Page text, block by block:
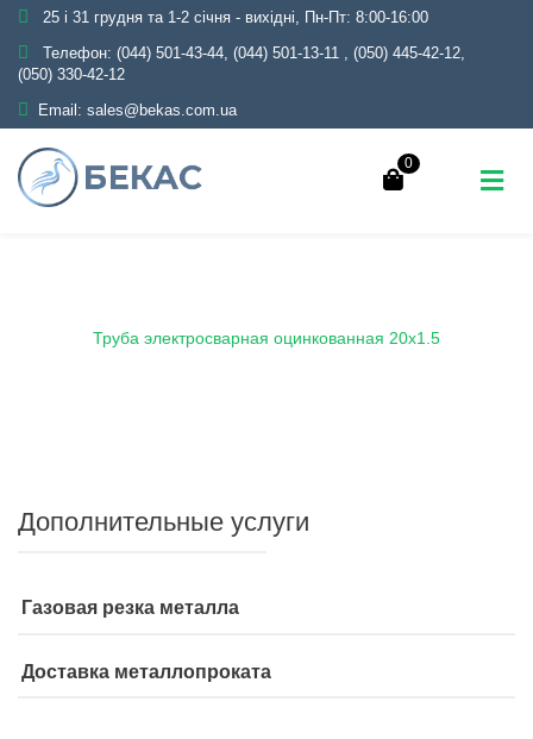
25 і 31 грудня та 1-2 січня - вихідні, Пн-Пт: 8:00-16:00
Телефон: (044) 501-43-44, (044) 501-13-11 , (050) 445-42-12,
(050) 330-42-12
Email: sales@bekas.com.ua
0
Труба электросварная оцинкованная 20х1.5
Дополнительные услуги
Газовая резка металла
Доставка металлопроката